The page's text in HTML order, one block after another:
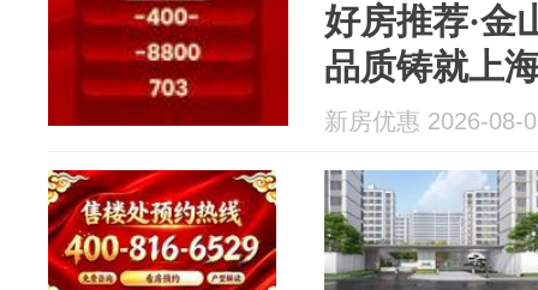
好房推荐·金
品质铸就上
长城逸府好
新房优惠 2026-08-